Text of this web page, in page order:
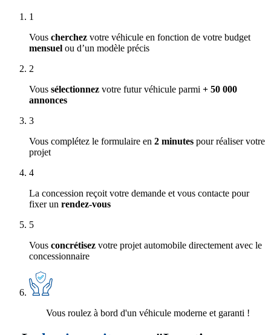
1
Vous cherchez votre véhicule en fonction de votre budget
mensuel ou d’un modèle précis
2
Vous sélectionnez votre futur véhicule parmi + 50 000
annonces
3
Vous complétez le formulaire en 2 minutes pour réaliser votre
projet
4
La concession reçoit votre demande et vous contacte pour
fixer un rendez-vous
5
Vous concrétisez votre projet automobile directement avec le
concessionnaire
Vous roulez à bord d'un véhicule moderne et garanti !